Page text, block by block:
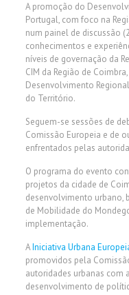
A promoção do
Portugal, com foco na
num painel de discussão
conhecimentos e
níveis de governação da
CIM da Região de
Desenvolvimento
do Território.
Seguem-se sessões de
Comissão Europeia e de
enfrentados pelas
O programa do evento
projetos da cidade de
desenvolvimento urbano,
de Mobilidade do
implementação.
AIniciativa Urbana
promovidos pela
autoridades urbanas com
desenvolvimento de